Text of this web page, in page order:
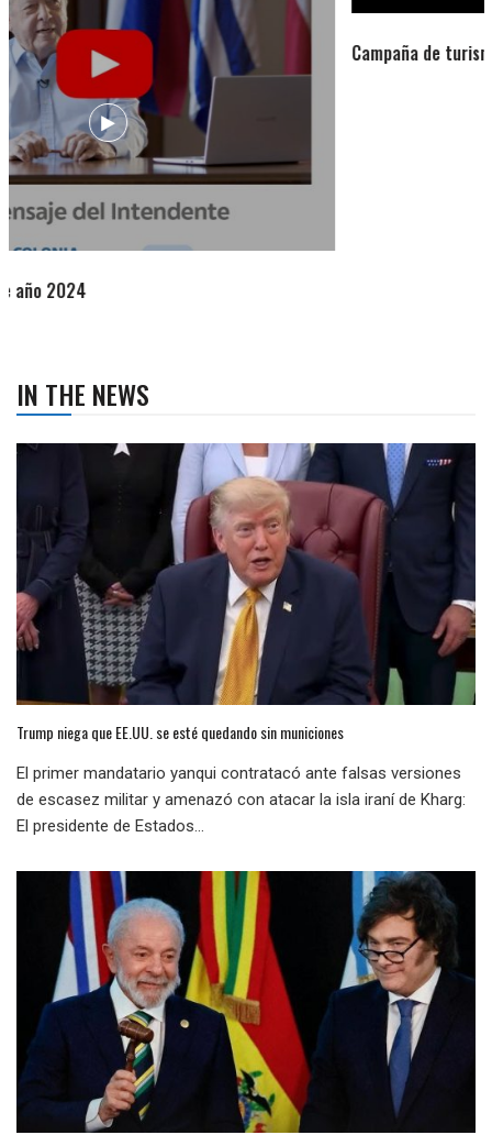
Campaña de turismo otoño-invierno
IN THE NEWS
Trump niega que EE.UU. se esté quedando sin municiones
El primer mandatario yanqui contratacó ante falsas versiones
de escasez militar y amenazó con atacar la isla iraní de Kharg:
El presidente de Estados...